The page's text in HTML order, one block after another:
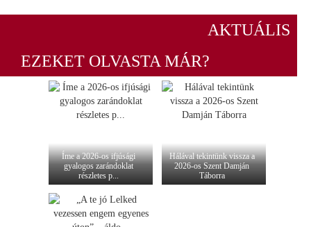
AKTUÁLIS
EZEKET OLVASTA MÁR?
Íme a 2026-os ifjúsági
gyalogos zarándoklat
részletes p...
Hálával tekintünk vissza a
2026-os Szent Damján
Táborra